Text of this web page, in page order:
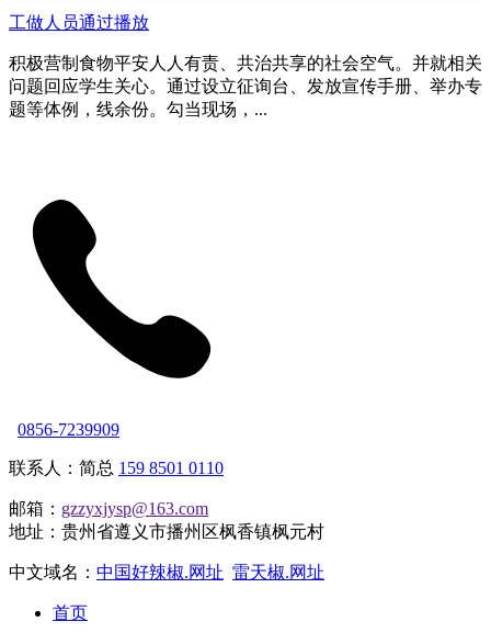
工做人员通过播放
积极营制食物平安人人有责、共治共享的社会空气。并就相关
问题回应学生关心。通过设立征询台、发放宣传手册、举办专
题等体例，线余份。勾当现场，...
0856-7239909
联系人：简总 159 8501 0110
邮箱： gzzyxjysp@163.com
地址：贵州省遵义市播州区枫香镇枫元村
中文域名： 中国好辣椒.网址 雷天椒.网址
首页